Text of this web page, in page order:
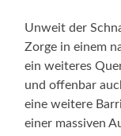
Unweit der
Zorge in einem
ein weiteres
und offenbar
eine weitere
einer massiven